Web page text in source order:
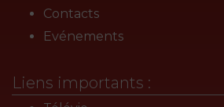
Contacts
Evénements
Liens importants :